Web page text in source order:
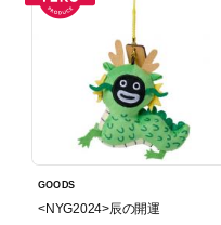
GOODS
<NYG2024>辰の開運